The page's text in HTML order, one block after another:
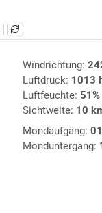
Windrichtung:
Luftdruck: 1013
Luftfeuchte: 51%
Sichtweite: 10
Mondaufgang:
Monduntergang: